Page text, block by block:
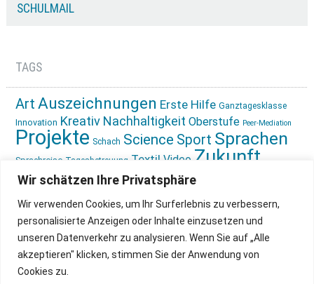
Wir schätzen Ihre Privatsphäre
Wir verwenden Cookies, um Ihr Surferlebnis zu verbessern,
personalisierte Anzeigen oder Inhalte einzusetzen und
unseren Datenverkehr zu analysieren. Wenn Sie auf „Alle
akzeptieren" klicken, stimmen Sie der Anwendung von
Cookies zu.
SCHULMAIL
TAGS
Art Auszeichnungen Erste Hilfe Ganztagesklasse
Innovation Kreativ Nachhaltigkeit Oberstufe Peer-Mediation
Projekte Schach Science Sport Sprachen
Sprachreise Tagesbetreuung Textil Video Zukunft
gestalten Ökologie
IMPRESSUM